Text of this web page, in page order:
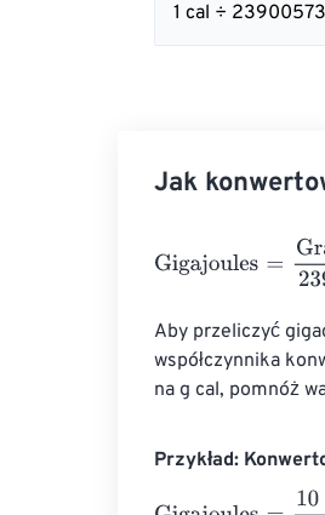
1 cal ÷
Jak
Gigajoules Gram
Aby przeliczyć
współczynnika
na g cal, pomnóż
Przykład:
Gigajoules
10